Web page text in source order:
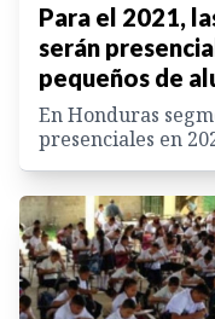
Para el 2021,
serán
pequeños de
En Honduras
presenciales en